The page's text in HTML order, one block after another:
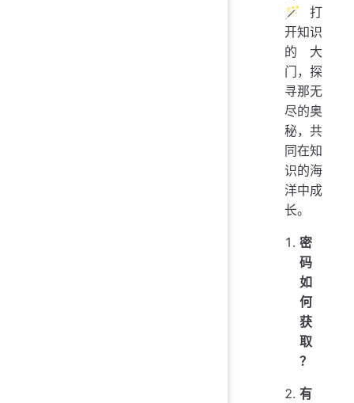
🪄打
开知识
的大
门，探
寻那无
尽的奥
秘，共
同在知
识的海
洋中成
长。
密
码
如
何
获
取
？
有